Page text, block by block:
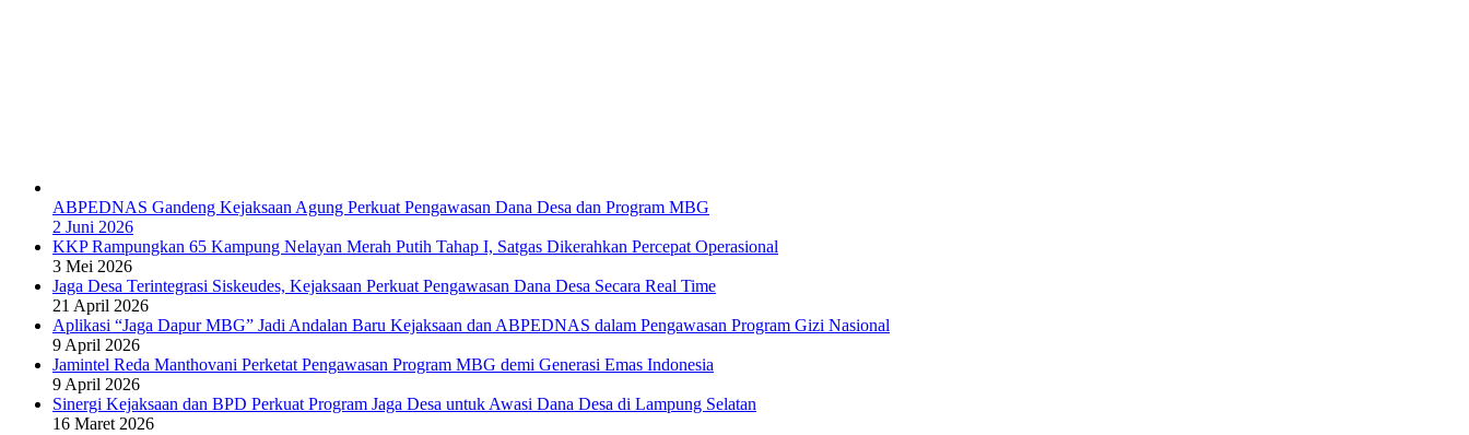
ABPEDNAS Gandeng Kejaksaan Agung Perkuat Pengawasan Dana Desa dan Program MBG
2 Juni 2026
KKP Rampungkan 65 Kampung Nelayan Merah Putih Tahap I, Satgas Dikerahkan Percepat Operasional
3 Mei 2026
Jaga Desa Terintegrasi Siskeudes, Kejaksaan Perkuat Pengawasan Dana Desa Secara Real Time
21 April 2026
Aplikasi “Jaga Dapur MBG” Jadi Andalan Baru Kejaksaan dan ABPEDNAS dalam Pengawasan Program Gizi Nasional
9 April 2026
Jamintel Reda Manthovani Perketat Pengawasan Program MBG demi Generasi Emas Indonesia
9 April 2026
Sinergi Kejaksaan dan BPD Perkuat Program Jaga Desa untuk Awasi Dana Desa di Lampung Selatan
16 Maret 2026